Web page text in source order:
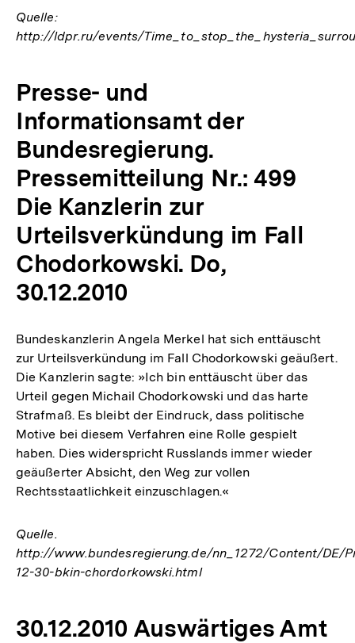
Quelle:
http://ldpr.ru/events/
Presse- und
Informationsamt der
Bundesregierung.
Pressemitteilung Nr.: 499
Die Kanzlerin zur
Urteilsverkündung im Fall
Chodorkowski. Do,
30.12.2010
Bundeskanzlerin Angela Merkel hat sich enttäuscht
zur Urteilsverkündung im Fall Chodorkowski geäußert.
Die Kanzlerin sagte: »Ich bin enttäuscht über das
Urteil gegen Michail Chodorkowski und das harte
Strafmaß. Es bleibt der Eindruck, dass politische
Motive bei diesem Verfahren eine Rolle gespielt
haben. Dies widerspricht Russlands immer wieder
geäußerter Absicht, den Weg zur vollen
Rechtsstaatlichkeit einzuschlagen.«
Quelle.
http://www.bundesregierung.de/nn_1272/Content/DE/
12-30-bkin-chordorkowski.html
30.12.2010 Auswärtiges Amt